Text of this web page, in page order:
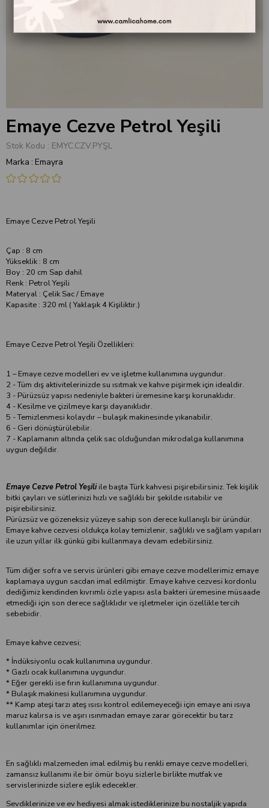
Emaye Cezve Petrol Yeşili
Stok Kodu
EMYC.CZV.PYŞL
Marka : Emayra
Emaye Cezve Petrol Yeşili
Çap : 8 cm
Yükseklik : 8 cm
Boy : 20 cm Sap dahil
Renk : Petrol Yeşili
Materyal : Çelik Sac / Emaye
Kapasite : 320 ml ( Yaklaşık 4 Kişiliktir.)
Emaye Cezve Petrol Yeşili Özellikleri:
1 – Emaye cezve modelleri ev ve işletme kullanımına uygundur.
2 - Tüm dış aktivitelerinizde su ısıtmak ve kahve pişirmek için idealdir.
3 - Pürüzsüz yapısı nedeniyle bakteri üremesine karşı korunaklıdır.
4 - Kesilme ve çizilmeye karşı dayanıklıdır.
5 - Temizlenmesi kolaydır – bulaşık makinesinde yıkanabilir.
6 - Geri dönüştürülebilir.
7 - Kaplamanın altında çelik sac olduğundan mikrodalga kullanımına
uygun değildir.
Emaye Cezve Petrol Yeşiliile başta Türk kahvesi pişirebilirsiniz. Tek kişilik
bitki çayları ve sütlerinizi hızlı ve sağlıklı bir şekilde ısıtabilir ve
pişirebilirsiniz.
Pürüzsüz ve gözeneksiz yüzeye sahip son derece kullanışlı bir üründür.
Emaye kahve cezvesi oldukça kolay temizlenir, sağlıklı ve sağlam yapıları
ile uzun yıllar ilk günkü gibi kullanmaya devam edebilirsiniz.
Tüm diğer sofra ve servis ürünleri gibi emaye cezve modellerimiz emaye
kaplamaya uygun sacdan imal edilmiştir. Emaye kahve cezvesi kordonlu
dediğimiz kendinden kıvrımlı özle yapısı asla bakteri üremesine müsaade
etmediği için son derece sağlıklıdır ve işletmeler için özellikle tercih
sebebidir.
Emaye kahve cezvesi;
* İndüksiyonlu ocak kullanımına uygundur.
* Gazlı ocak kullanımına uygundur.
* Eğer gerekli ise fırın kullanımına uygundur.
* Bulaşık makinesi kullanımına uygundur.
** Kamp ateşi tarzı ateş ısısı kontrol edilemeyeceği için emaye ani ısıya
maruz kalırsa is ve aşırı ısınmadan emaye zarar görecektir bu tarz
kullanımlar için önerilmez.
En sağlıklı malzemeden imal edilmiş bu renkli emaye cezve modelleri,
zamansız kullanımı ile bir ömür boyu sizlerle birlikte mutfak ve
servislerinizde sizlere eşlik edecekler.
Sevdiklerinize ve ev hediyesi almak istediklerinize bu nostaljik yapıda